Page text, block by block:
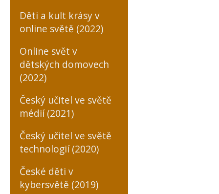
Děti a kult krásy v
online světě (2022)
Online svět v
dětských domovech
(2022)
Český učitel ve světě
médií (2021)
Český učitel ve světě
technologií (2020)
České děti v
kybersvětě (2019)